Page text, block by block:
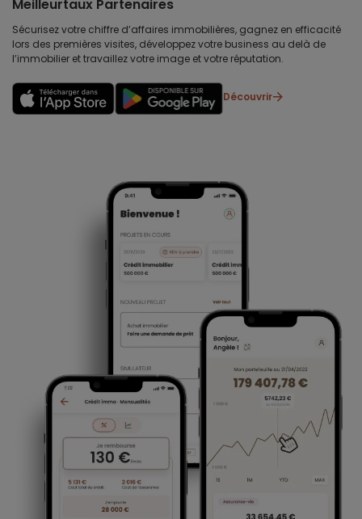
Meilleurtaux Partenaires
Sécurisez votre chiffre d’affaires immobilières, gagnez en efficacité
lors des premières visites, développez votre business au delà de
l’immobilier et travaillez votre image et votre réputation.
Découvrir